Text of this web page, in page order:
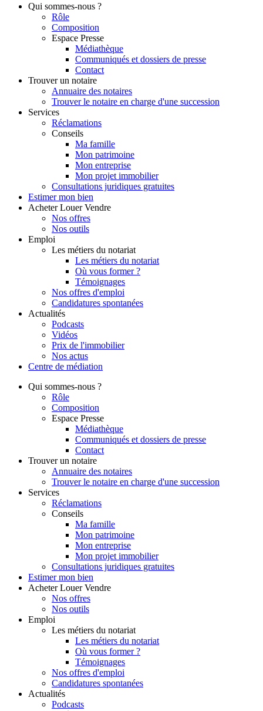
Qui sommes-nous ?
Rôle
Composition
Espace Presse
Médiathèque
Communiqués et dossiers de presse
Contact
Trouver un notaire
Annuaire des notaires
Trouver le notaire en charge d'une succession
Services
Réclamations
Conseils
Ma famille
Mon patrimoine
Mon entreprise
Mon projet immobilier
Consultations juridiques gratuites
Estimer mon bien
Acheter Louer Vendre
Nos offres
Nos outils
Emploi
Les métiers du notariat
Les métiers du notariat
Où vous former ?
Témoignages
Nos offres d'emploi
Candidatures spontanées
Actualités
Podcasts
Vidéos
Prix de l'immobilier
Nos actus
Centre de médiation
Qui sommes-nous ?
Rôle
Composition
Espace Presse
Médiathèque
Communiqués et dossiers de presse
Contact
Trouver un notaire
Annuaire des notaires
Trouver le notaire en charge d'une succession
Services
Réclamations
Conseils
Ma famille
Mon patrimoine
Mon entreprise
Mon projet immobilier
Consultations juridiques gratuites
Estimer mon bien
Acheter Louer Vendre
Nos offres
Nos outils
Emploi
Les métiers du notariat
Les métiers du notariat
Où vous former ?
Témoignages
Nos offres d'emploi
Candidatures spontanées
Actualités
Podcasts